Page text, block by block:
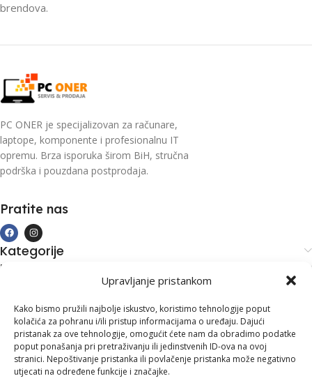
Upravljanje pristankom
Kako bismo pružili najbolje iskustvo, koristimo tehnologije poput
kolačića za pohranu i/ili pristup informacijama o uređaju. Dajući
pristanak za ove tehnologije, omogućit ćete nam da obradimo podatke
poput ponašanja pri pretraživanju ili jedinstvenih ID-ova na ovoj
stranici. Nepoštivanje pristanka ili povlačenje pristanka može negativno
utjecati na određene funkcije i značajke.
brendova.
PC ONER je specijalizovan za računare,
laptope, komponente i profesionalnu IT
opremu. Brza isporuka širom BiH, stručna
podrška i pouzdana postprodaja.
Pratite nas
Kategorije
Kupovina i podrška
Kontakt informacije
Branilaca Bosne, 75 300 Lukavac
+387 35 555 999
info@pconer.ba